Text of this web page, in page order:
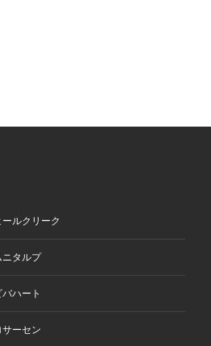
ールクリーク
ニタルプ
バハート
サーセン